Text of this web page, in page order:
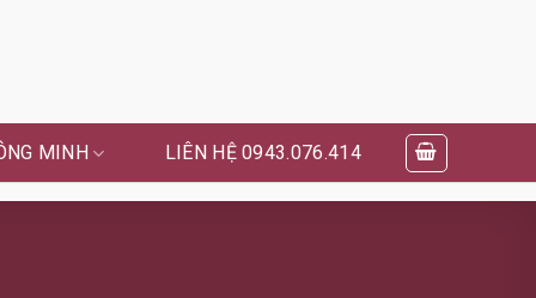
MINH LIÊN HỆ 0943.076.414